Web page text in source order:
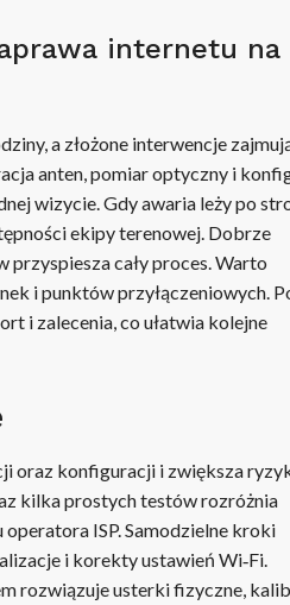
internetu na
a złożone interwencje
anten, pomiar optyczny i
wizycie. Gdy awaria leży po
ekipy terenowej. Dobrze
cały proces. Warto
i punktów przyłączeniowych.
i zalecenia, co ułatwia kolejne
oraz konfiguracji i zwiększa
kilka prostych testów rozróżnia
ISP. Samodzielne kroki
i korekty ustawień Wi‑Fi.
rozwiązuje usterki fizyczne,